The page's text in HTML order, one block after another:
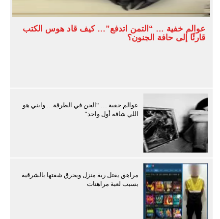
عوالم خفية … “التمن اتدفع”… كيف قاد هوس الكتب
قارئًا إلى حافة الجنون؟
عوالم خفية … “الجن في الطرقة… وابني هو
اللي شافه أول واحد”
مراهق يقتل ربة منزل ويحرق شقتها بالشرقية
بسبب لعبة مراهنات